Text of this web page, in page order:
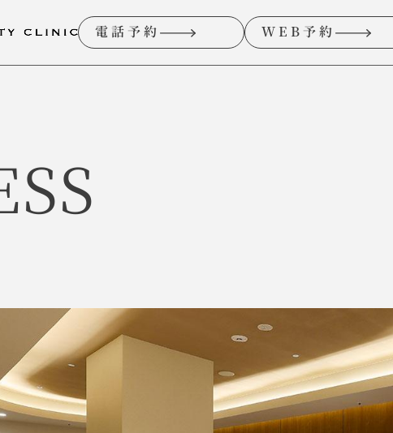
電話予約 WEB予約